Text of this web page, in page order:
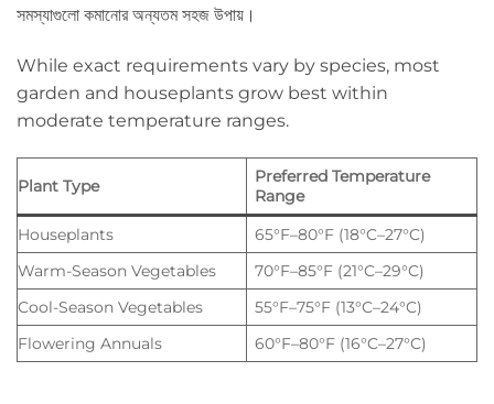
সমস্যাগুলো কমানোর অন্যতম সহজ উপায়।
While exact requirements vary by species, most
garden and houseplants grow best within
moderate temperature ranges.
Plant Type
Preferred Temperature
Range
Houseplants
65°F–80°F (18°C–27°C)
Warm-Season Vegetables
70°F–85°F (21°C–29°C)
Cool-Season Vegetables
55°F–75°F (13°C–24°C)
Flowering Annuals
60°F–80°F (16°C–27°C)